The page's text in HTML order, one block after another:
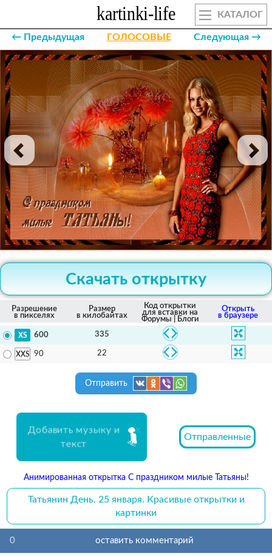
КАТАЛОГ
← Предыдущая ГОЛОСОВЫЕ Следующая →
Скачать открытку
Разрешение
в пикселях
Размер
в килобайтах
Код открытки
для вставки на
Форумы | Блоги
Открыть
в браузере
600 335
90 22
Отправить
Добавить музыку и
текст
Отправленные
Анимированная открытка С праздником милые Татьяны!
Татьянин День. 25 января. Красивые открытки и
картинки
0 оставить комментарий